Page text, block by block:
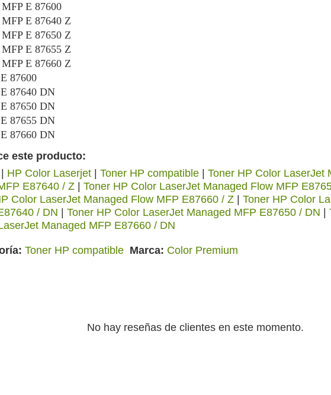
E 87600
E 87640 Z
E 87650 Z
E 87655 Z
E 87660 Z
87600
87640 DN
87650 DN
87655 DN
87660 DN
este producto:
HP Color Laserjet Toner HP compatible Toner HP Color LaserJet
E87640 / Z
Toner HP Color LaserJet Managed Flow MFP
Color LaserJet Managed Flow MFP E87660 / Z Toner HP Color
/ DN
Toner HP Color LaserJet Managed MFP E87650 / DN
Managed MFP E87660 / DN
Toner HP compatible Marca Color Premium
No hay reseñas de clientes en este momento.